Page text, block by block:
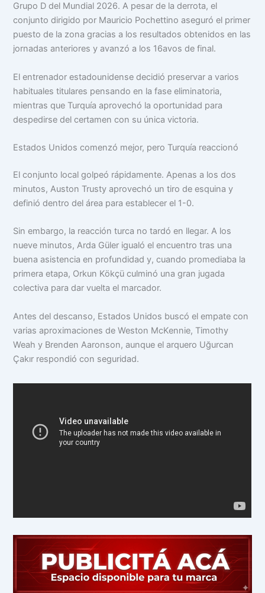
Grupo D del Mundial 2026. A pesar de la derrota, el
conjunto dirigido por Mauricio Pochettino aseguró el primer
puesto de la zona gracias a los resultados obtenidos en las
jornadas anteriores y avanzó a los 16avos de final.
El entrenador estadounidense decidió preservar a varios
habituales titulares pensando en la fase eliminatoria,
mientras que Turquía aprovechó la oportunidad para
despedirse del certamen con su única victoria.
Estados Unidos comenzó mejor, pero Turquía reaccionó
El conjunto local golpeó rápidamente. Apenas a los dos
minutos, Auston Trusty aprovechó un tiro de esquina y
definió dentro del área para establecer el 1-0.
Sin embargo, la reacción turca no tardó en llegar. A los
nueve minutos, Arda Güler igualó el encuentro tras una
buena asistencia en profundidad y, cuando promediaba la
primera etapa, Orkun Kökçü culminó una gran jugada
colectiva para dar vuelta el marcador.
Antes del descanso, Estados Unidos buscó el empate con
varias aproximaciones de Weston McKennie, Timothy
Weah y Brenden Aaronson, aunque el arquero Uğurcan
Çakır respondió con seguridad.